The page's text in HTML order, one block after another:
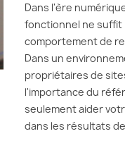
Dans l'ère
fonctionnel ne suffit
comportement de
Dans un
propriétaires de
l'importance du
seulement aider
dans les résultats